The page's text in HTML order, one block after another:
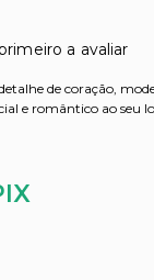
a avaliar
de coração,
e romântico ao seu